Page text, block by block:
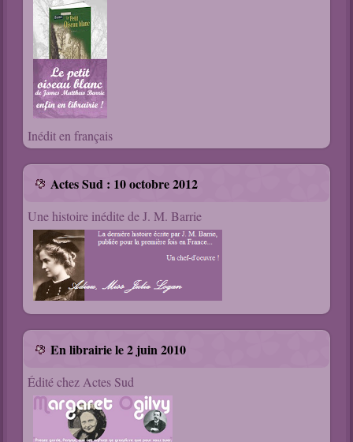
Inédit en français
Actes Sud : 10 octobre 2012
Une histoire inédite de J. M. Barrie
En librairie le 2 juin 2010
Édité chez Actes Sud